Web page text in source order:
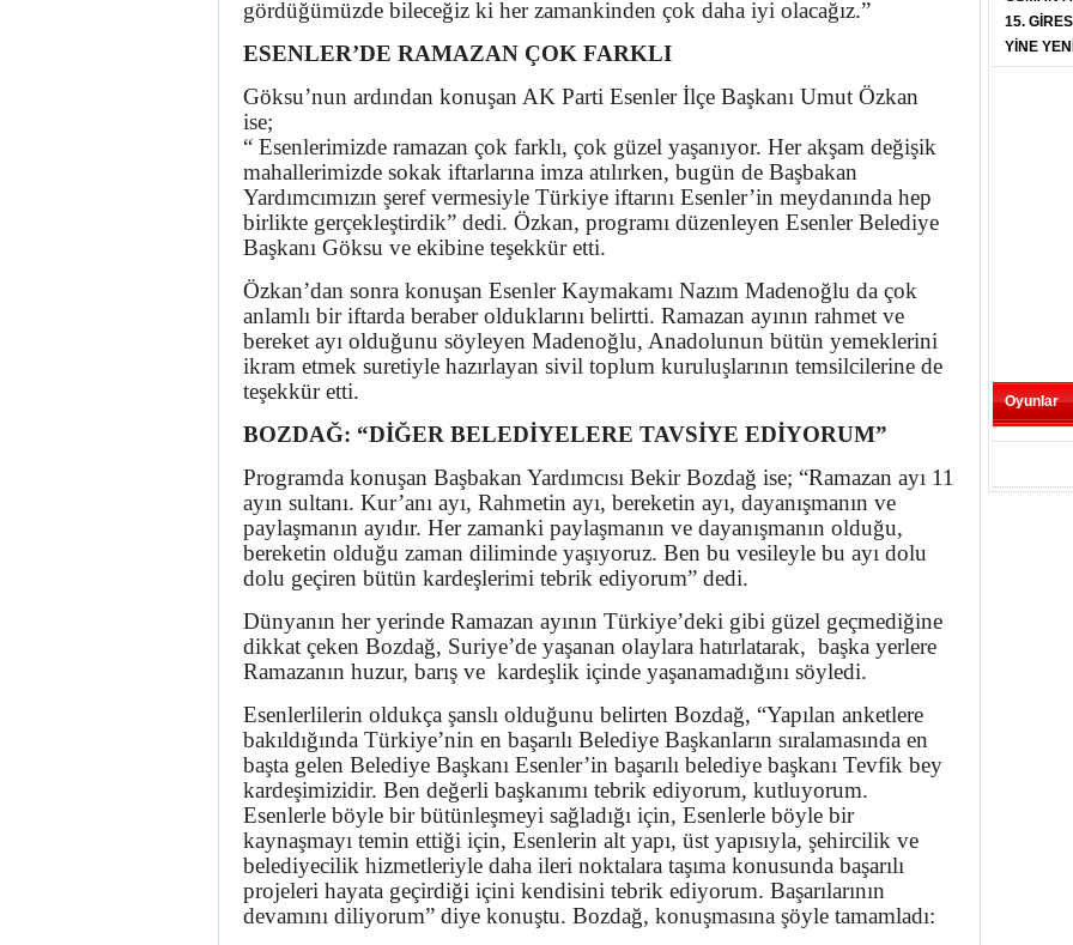
gördüğümüzde bileceğiz ki her zamankinden çok daha iyi olacağız.”
ESENLER’DE RAMAZAN ÇOK FARKLI
Göksu’nun ardından konuşan AK Parti Esenler İlçe Başkanı Umut Özkan
ise;
“ Esenlerimizde ramazan çok farklı, çok güzel yaşanıyor. Her akşam değişik
mahallerimizde sokak iftarlarına imza atılırken, bugün de Başbakan
Yardımcımızın şeref vermesiyle Türkiye iftarını Esenler’in meydanında hep
birlikte gerçekleştirdik” dedi. Özkan, programı düzenleyen Esenler Belediye
Başkanı Göksu ve ekibine teşekkür etti.
Özkan’dan sonra konuşan Esenler Kaymakamı Nazım Madenoğlu da çok
anlamlı bir iftarda beraber olduklarını belirtti. Ramazan ayının rahmet ve
bereket ayı olduğunu söyleyen Madenoğlu, Anadolunun bütün yemeklerini
ikram etmek suretiyle hazırlayan sivil toplum kuruluşlarının temsilcilerine de
teşekkür etti.
BOZDAĞ: “DİĞER BELEDİYELERE TAVSİYE EDİYORUM”
Programda konuşan Başbakan Yardımcısı Bekir Bozdağ ise; “Ramazan ayı 11
ayın sultanı. Kur’anı ayı, Rahmetin ayı, bereketin ayı, dayanışmanın ve
paylaşmanın ayıdır. Her zamanki paylaşmanın ve dayanışmanın olduğu,
bereketin olduğu zaman diliminde yaşıyoruz. Ben bu vesileyle bu ayı dolu
dolu geçiren bütün kardeşlerimi tebrik ediyorum” dedi.
Dünyanın her yerinde Ramazan ayının Türkiye’deki gibi güzel geçmediğine
dikkat çeken Bozdağ, Suriye’de yaşanan olaylara hatırlatarak, başka yerlere
Ramazanın huzur, barış ve kardeşlik içinde yaşanamadığını söyledi.
Esenlerlilerin oldukça şanslı olduğunu belirten Bozdağ, “Yapılan anketlere
bakıldığında Türkiye’nin en başarılı Belediye Başkanların sıralamasında en
başta gelen Belediye Başkanı Esenler’in başarılı belediye başkanı Tevfik bey
kardeşimizidir. Ben değerli başkanımı tebrik ediyorum, kutluyorum.
Esenlerle böyle bir bütünleşmeyi sağladığı için, Esenlerle böyle bir
kaynaşmayı temin ettiği için, Esenlerin alt yapı, üst yapısıyla, şehircilik ve
belediyecilik hizmetleriyle daha ileri noktalara taşıma konusunda başarılı
projeleri hayata geçirdiği içini kendisini tebrik ediyorum. Başarılarının
devamını diliyorum” diye konuştu. Bozdağ, konuşmasına şöyle tamamladı:
15.
YİNE
Oyunlar